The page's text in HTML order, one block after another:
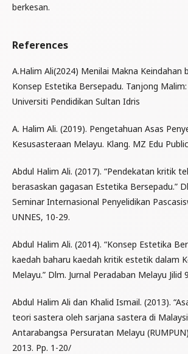
berkesan.
References
A.Halim Ali(2024) Menilai Makna Keindahan
Konsep Estetika Bersepadu. Tanjong
Universiti Pendidikan Sultan Idris
A. Halim Ali. (2019). Pengetahuan Asas
Kesusasteraan Melayu. Klang. MZ Edu
Abdul Halim Ali. (2017). “Pendekatan kritik
berasaskan gagasan Estetika Bersepadu.”
Seminar Internasional Penyelidikan
UNNES, 10-29.
Abdul Halim Ali. (2014). “Konsep Estetika
kaedah baharu kaedah kritik estetik dalam
Melayu.” Dlm. Jurnal Peradaban Melayu Jilid
Abdul Halim Ali dan Khalid Ismail. (2013).
teori sastera oleh sarjana sastera di
Antarabangsa Persuratan Melayu
2013. Pp. 1-20/